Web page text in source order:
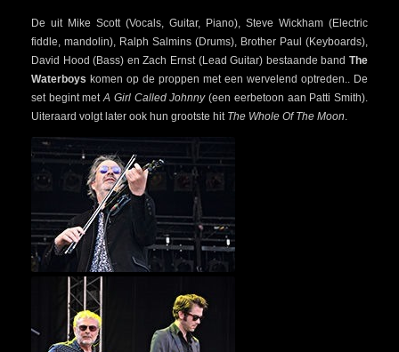
De uit Mike Scott (Vocals, Guitar, Piano), Steve Wickham (Electric
fiddle, mandolin), Ralph Salmins (Drums), Brother Paul (Keyboards),
David Hood (Bass) en Zach Ernst (Lead Guitar) bestaande band The
Waterboys komen op de proppen met een wervelend optreden.. De
set begint metA Girl Called Johnny(een eerbetoon aan Patti Smith).
Uiteraard volgt later ook hun grootste hit The Whole Of The Moon.